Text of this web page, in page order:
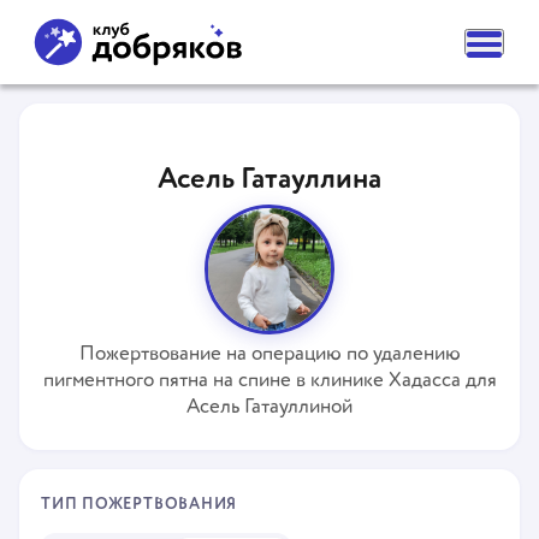
СМИ О НАС
РЕКВИЗИТЫ ФОНДА
ПОДПИСКА НА ДОБРО
Асель Гатауллина
Пожертвование на операцию по удалению
пигментного пятна на спине в клинике Хадасса для
Асель Гатауллиной
ТИП ПОЖЕРТВОВАНИЯ